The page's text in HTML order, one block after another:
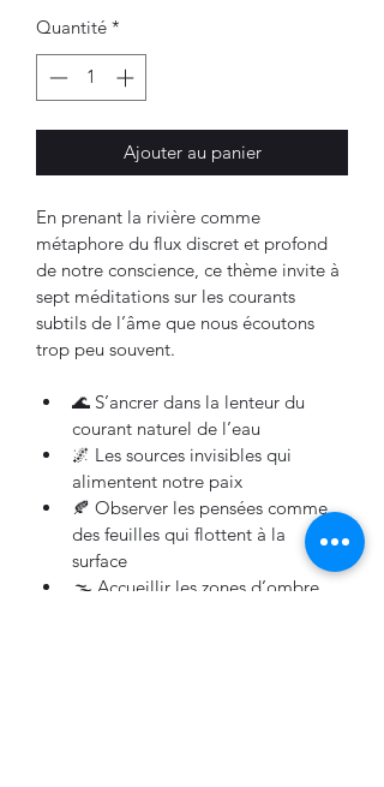
Quantité *
Ajouter au panier
En prenant la rivière comme
métaphore du flux discret et profond
de notre conscience, ce thème invite à
sept méditations sur les courants
subtils de l’âme que nous écoutons
trop peu souvent.
🌊 S’ancrer dans la lenteur du
courant naturel de l’eau
🌌 Les sources invisibles qui
alimentent notre paix
🍂 Observer les pensées comme
des feuilles qui flottent à la
surface
🌫️ Accueillir les zones d’ombre